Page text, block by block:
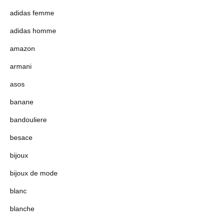
adidas femme
adidas homme
amazon
armani
asos
banane
bandouliere
besace
bijoux
bijoux de mode
blanc
blanche